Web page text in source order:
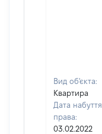
Вид об'єкта:
Квартира
Дата набуття
права:
03.02.2022